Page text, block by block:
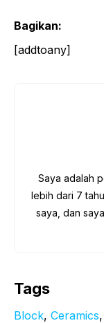
Bagikan:
[addtoany]
Saya adalah
lebih dari 7
saya, dan
Tags
Block, Ceramics,